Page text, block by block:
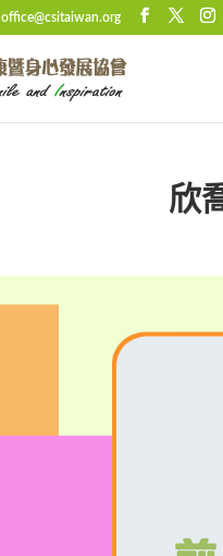
office@csitaiwan.org
欣